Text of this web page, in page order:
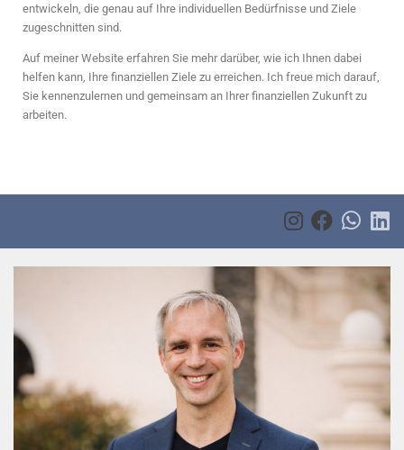
entwickeln, die genau auf Ihre individuellen Bedürfnisse und Ziele
zugeschnitten sind.
Auf meiner Website erfahren Sie mehr darüber, wie ich Ihnen dabei
helfen kann, Ihre finanziellen Ziele zu erreichen. Ich freue mich darauf,
Sie kennenzulernen und gemeinsam an Ihrer finanziellen Zukunft zu
arbeiten.